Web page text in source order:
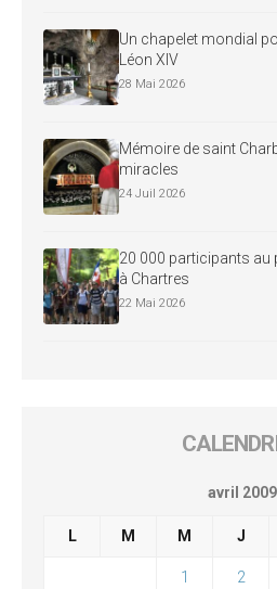
Un chapelet mondial
Léon XIV
28 Mai 2026
Mémoire de saint
miracles
24 Juil 2026
20 000 participants au
à Chartres
22 Mai 2026
avril 2009
L M M J
1 2